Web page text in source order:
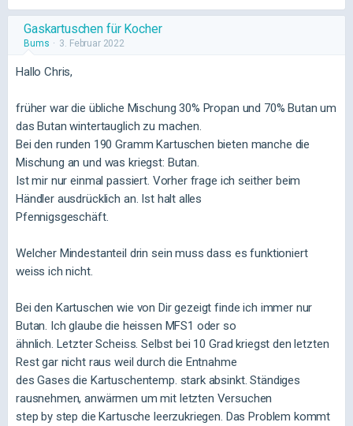
Gaskartuschen für Kocher
Bums 3. Februar 2022
Hallo Chris,
früher war die übliche Mischung 30% Propan und 70% Butan um
das Butan wintertauglich zu machen.
Bei den runden 190 Gramm Kartuschen bieten manche die
Mischung an und was kriegst: Butan.
Ist mir nur einmal passiert. Vorher frage ich seither beim
Händler ausdrücklich an. Ist halt alles
Pfennigsgeschäft.
Welcher Mindestanteil drin sein muss dass es funktioniert
weiss ich nicht.
Bei den Kartuschen wie von Dir gezeigt finde ich immer nur
Butan. Ich glaube die heissen MFS1 oder so
ähnlich. Letzter Scheiss. Selbst bei 10 Grad kriegst denletzten
Rest gar nicht raus weil durch die Entnahme
des Gases die Kartuschentemp. stark absinkt. Ständiges
rausnehmen, anwärmen um mit letzten Versuchen
step by step die Kartusche leerzukriegen. Das Problem kommt